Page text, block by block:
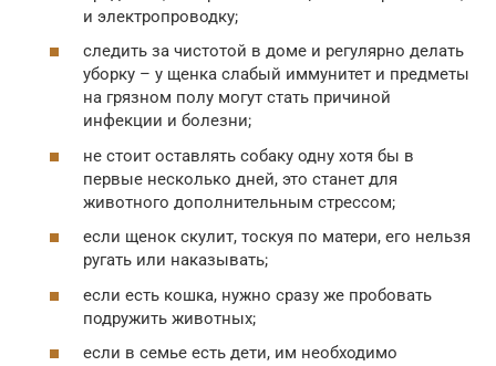
и электропроводку;
следить за чистотой в доме и регулярно делать
уборку – у щенка слабый иммунитет и предметы
на грязном полу могут стать причиной
инфекции и болезни;
не стоит оставлять собаку одну хотя бы в
первые несколько дней, это станет для
животного дополнительным стрессом;
если щенок скулит, тоскуя по матери, его нельзя
ругать или наказывать;
если есть кошка, нужно сразу же пробовать
подружить животных;
если в семье есть дети, им необходимо